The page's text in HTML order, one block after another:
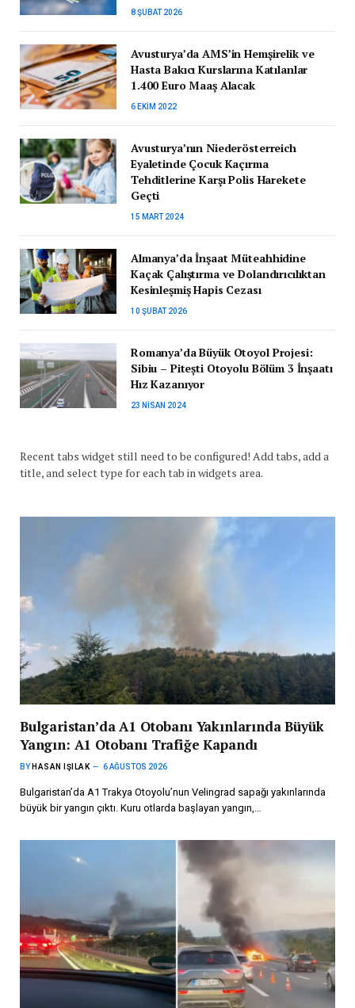
8 ŞUBAT 2026
Avusturya’da AMS’in Hemşirelik ve
Hasta Bakıcı Kurslarına Katılanlar
1.400 Euro Maaş Alacak
6 EKIM 2022
Avusturya’nın Niederösterreich
Eyaletinde Çocuk Kaçırma
Tehditlerine Karşı Polis Harekete
Geçti
15 MART 2024
Almanya’da İnşaat Müteahhidine
Kaçak Çalıştırma ve Dolandırıcılıktan
Kesinleşmiş Hapis Cezası
10 ŞUBAT 2026
Romanya’da Büyük Otoyol Projesi:
Sibiu – Pitești Otoyolu Bölüm 3 İnşaatı
Hız Kazanıyor
23 NISAN 2024
Recent tabs widget still need to be configured! Add tabs, add a
title, and select type for each tab in widgets area.
Bulgaristan’da A1 Otobanı Yakınlarında Büyük
Yangın: A1 Otobanı Trafiğe Kapandı
BY HASAN IŞILAK 6 AĞUSTOS 2026
Bulgaristan’da A1 Trakya Otoyolu’nun Velingrad sapağı yakınlarında
büyük bir yangın çıktı. Kuru otlarda başlayan yangın,…